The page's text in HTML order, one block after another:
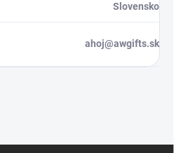
Slovensko
ahoj@awgifts.sk